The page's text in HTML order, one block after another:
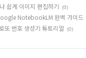
쉽게 이미지 편집하기 (0)
NotebookLM 완벽 가이드
번호 생성기 튜토리얼 (0)